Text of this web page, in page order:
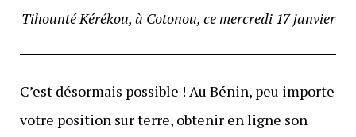
Tihounté Kérékou, à Cotonou, ce mercredi 17 janvier
C’est désormais possible ! Au Bénin, peu importe
votre position sur terre, obtenir en ligne son